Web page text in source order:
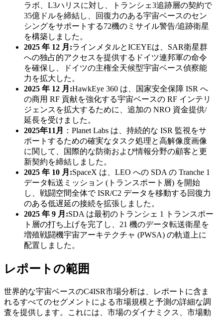
ラボ、L3ハリスに対し、トランシェ3追跡層の契約で
35億ドルを締結し、回復力のある宇宙ベースのセン
シングをサポートする72機のミサイル警告/追跡衛星
を構築しました。
2025 年 12 月:ラインメタルとICEYEは、SAR衛星群
への独占的アクセスを提供するドイツ連邦軍の命令
を確保し、ドイツの主権全天候型宇宙ベース偵察能
力を拡大した。
2025 年 12 月:HawkEye 360​​ は、国家安全保障 ISR へ
の商用 RF 貢献を強化する宇宙ベースの RF インテリ
ジェンスを拡大するために、追加の NRO 資金提供/
延長を受けました。
2025年11月
：Planet Labs は、持続的な ISR 監視をサ
ポートするための確実なタスク処理と高解像度画像
に関して、国際的な防衛および情報分野の顧客と更
新契約を締結しました。
2025 年 10 月:SpaceX は、LEO への SDA の Tranche 1
データ転送ミッション (トランスポート層) を開始
し、戦闘空間全体で ISR/C2 データを移動する回復力
のある低遅延の接続を拡張しました。
2025 年 9 月:SDA は最初のトランシェ 1 トランスポー
ト層の打ち上げを完了し、21 機のデータ転送衛星を
増殖戦闘機宇宙アーキテクチャ (PWSA) の軌道上に
配置しました。
レポートの範囲
世界的な宇宙ベースのC4ISR市場分析は、レポートに含ま
れるすべてのセグメントによる市場規模と予測の詳細な調
査を提供します。これには、市場のダイナミクス、市場動